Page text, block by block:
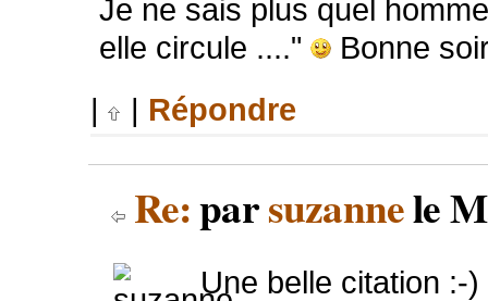
Je ne sais plus quel
elle circule ...."
Bonne
|
| Répondre
Re:parsuzannele
Une belle citation :-)